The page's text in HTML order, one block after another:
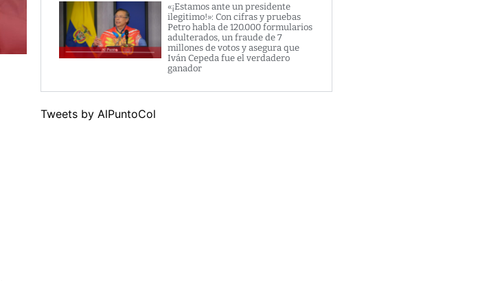
«¡Estamos ante un presidente
ilegitimo!»: Con cifras y pruebas
Petro habla de 120.000 formularios
adulterados, un fraude de 7
millones de votos y asegura que
Iván Cepeda fue el verdadero
ganador
Tweets by AlPuntoCol